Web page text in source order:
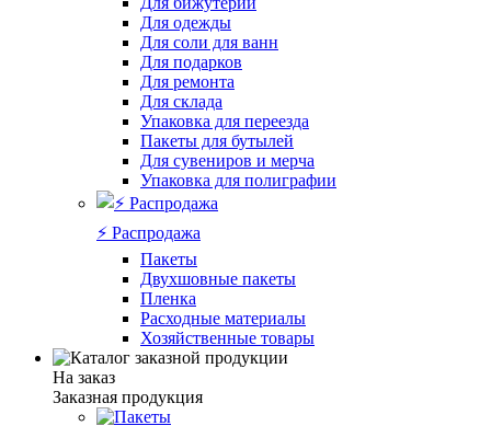
Для одежды
Для соли для ванн
Для подарков
Для ремонта
Для склада
Упаковка для переезда
Пакеты для бутылей
Для сувениров и мерча
Упаковка для полиграфии
⚡️ Распродажа
Пакеты
Двухшовные пакеты
Пленка
Расходные материалы
Хозяйственные товары
На заказ
Заказная продукция